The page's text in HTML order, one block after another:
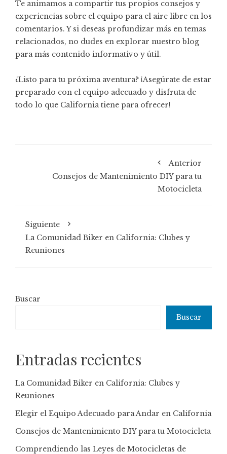
Te animamos a compartir tus propios consejos y
experiencias sobre el equipo para el aire libre en los
comentarios. Y si deseas profundizar más en temas
relacionados, no dudes en explorar nuestro blog
para más contenido informativo y útil.
¿Listo para tu próxima aventura? ¡Asegúrate de estar
preparado con el equipo adecuado y disfruta de
todo lo que California tiene para ofrecer!
Anterior
Consejos de Mantenimiento DIY para tu
Motocicleta
Siguiente
La Comunidad Biker en California: Clubes y
Reuniones
Buscar
Buscar
Entradas recientes
La Comunidad Biker en California: Clubes y
Reuniones
Elegir el Equipo Adecuado para Andar en California
Consejos de Mantenimiento DIY para tu Motocicleta
Comprendiendo las Leyes de Motocicletas de